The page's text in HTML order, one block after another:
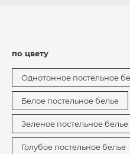
по цвету
Однотонное постельное
Белое постельное белье
Зеленое постельное белье
Голубое постельное белье